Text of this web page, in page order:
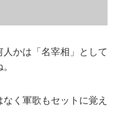
かは「名宰相」として
く軍歌もセットに覚え